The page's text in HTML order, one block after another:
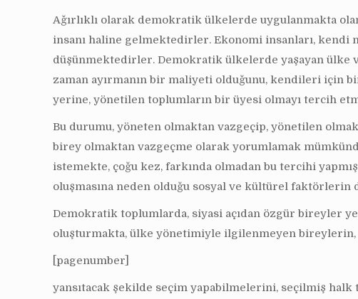
Ağırlıklı olarak demokratik ülkelerde uygulanmakta
insanı haline gelmektedirler. Ekonomi insanları, kendi
düşünmektedirler. Demokratik ülkelerde yaşayan ülke
zaman ayırmanın bir maliyeti olduğunu, kendileri için
yerine, yönetilen toplumların bir üyesi olmayı tercih
Bu durumu, yöneten olmaktan vazgeçip, yönetilen
birey olmaktan vazgeçme olarak yorumlamak
istemekte, çoğu kez, farkında olmadan bu tercihi
oluşmasına neden olduğu sosyal ve kültürel faktörlerin
Demokratik toplumlarda, siyasi açıdan özgür bireyler
oluşturmakta, ülke yönetimiyle ilgilenmeyen bireylerin,
[pagenumber]
yansıtacak şekilde seçim yapabilmelerini, seçilmiş